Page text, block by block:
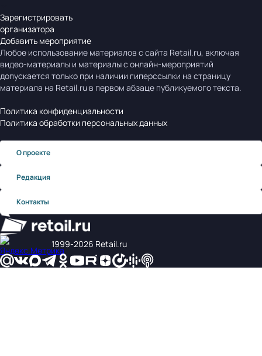
Зарегистрировать
организатора
Добавить мероприятие
Любое использование материалов с сайта Retail.ru, включая
видео-материалы и материалы с онлайн-мероприятий
допускается только при наличии гиперссылки на страницу
материала на Retail.ru в первом абзаце публикуемого текста.
Политика конфиденциальности
Политика обработки персональных данных
О проекте
Редакция
Контакты
1999‑2026 Retail.ru